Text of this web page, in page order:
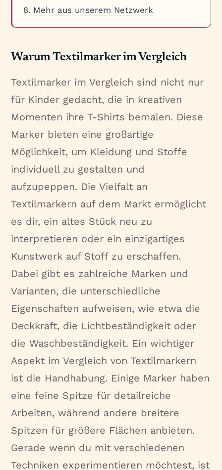
Mehr aus unserem Netzwerk
Warum Textilmarker im Vergleich
Textilmarker im Vergleich sind nicht nur
für Kinder gedacht, die in kreativen
Momenten ihre T-Shirts bemalen. Diese
Marker bieten eine großartige
Möglichkeit, um Kleidung und Stoffe
individuell zu gestalten und
aufzupeppen. Die Vielfalt an
Textilmarkern auf dem Markt ermöglicht
es dir, ein altes Stück neu zu
interpretieren oder ein einzigartiges
Kunstwerk auf Stoff zu erschaffen.
Dabei gibt es zahlreiche Marken und
Varianten, die unterschiedliche
Eigenschaften aufweisen, wie etwa die
Deckkraft, die Lichtbeständigkeit oder
die Waschbeständigkeit. Ein wichtiger
Aspekt im Vergleich von Textilmarkern
ist die Handhabung. Einige Marker haben
eine feine Spitze für detailreiche
Arbeiten, während andere breitere
Spitzen für größere Flächen anbieten.
Gerade wenn du mit verschiedenen
Techniken experimentieren möchtest, ist